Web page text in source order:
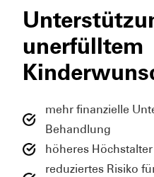
unerfülltem
mehr finanzielle
Behandlung
höheres
reduziertes Risiko